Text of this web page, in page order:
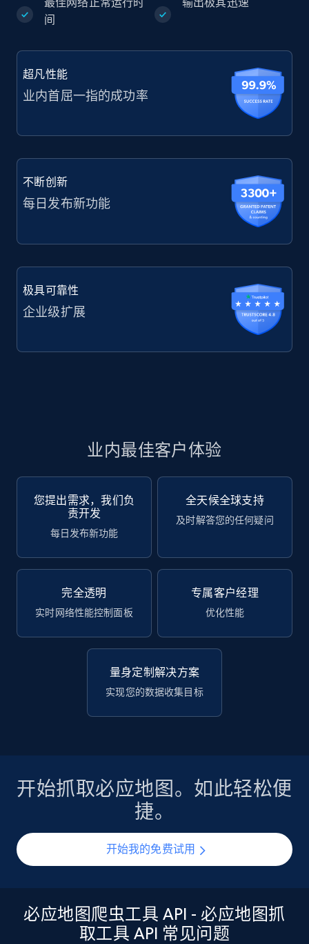
间
超凡性能
业内首屈一指的成功率
不断创新
每日发布新功能
极具可靠性
企业级扩展
业内最佳客户体验
您提出需求，我们负
责开发
每日发布新功能
全天候全球支持
及时解答您的任何疑问
完全透明
实时网络性能控制面板
专属客户经理
优化性能
量身定制解决方案
实现您的数据收集目标
开始抓取必应地图。如此轻松便
捷。
开始我的免费试用
必应地图爬虫工具 API - 必应地图抓
取工具 API 常见问题